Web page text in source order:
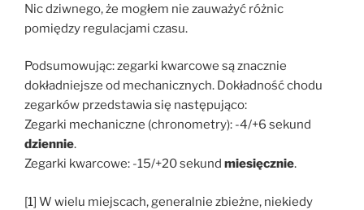
Nic dziwnego, że mogłem nie zauważyć różnic
pomiędzy regulacjami czasu.
Podsumowując: zegarki kwarcowe są znacznie
dokładniejsze od mechanicznych. Dokładność chodu
zegarków przedstawia się następująco:
Zegarki mechaniczne (chronometry): -4/+6 sekund
dziennie.
Zegarki kwarcowe: -15/+20 sekund miesięcznie.
[1] W wielu miejscach, generalnie zbieżne, niekiedy